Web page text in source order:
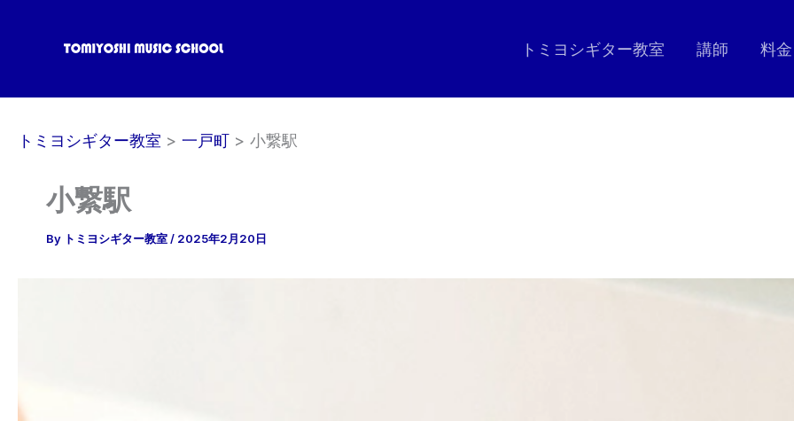
トミヨシギター教室 講師 料金
トミヨシギター教室 一戸町 小繋駅
小繋駅
By トミヨシギター教室/ 2025年2月20日